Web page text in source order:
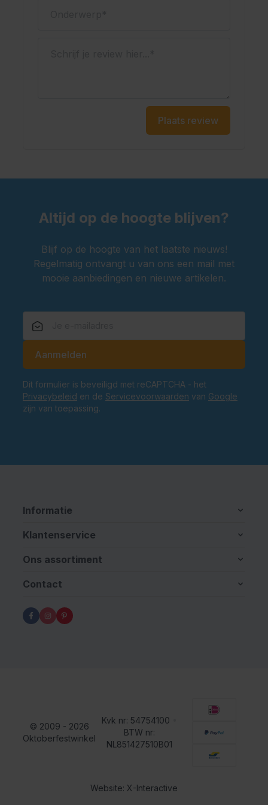
Plaats review
Altijd op de hoogte blijven?
Blijf op de hoogte van het laatste nieuws!
Regelmatig ontvangt u van ons een mail met
mooie aanbiedingen en nieuwe artikelen.
Aanmelden
Dit formulier is beveiligd met reCAPTCHA - het
Privacybeleid en de Servicevoorwaarden van Google
zijn van toepassing.
Informatie
Klantenservice
Ons assortiment
Contact
© 2009 - 2026
Oktoberfestwinkel
Kvk nr: 54754100
BTW nr:
NL851427510B01
Website: X-Interactive